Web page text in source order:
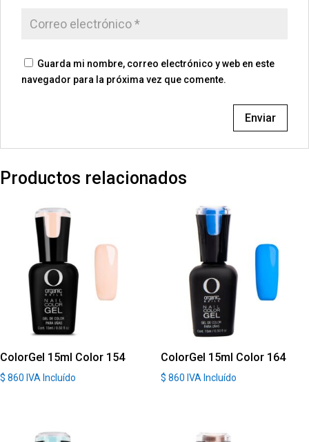
Guarda mi nombre, correo electrónico y web en este
navegador para la próxima vez que comente.
Productos relacionados
ColorGel 15ml Color 154
$ 860 IVA Incluído
ColorGel 15ml Color 164
$ 860 IVA Incluído